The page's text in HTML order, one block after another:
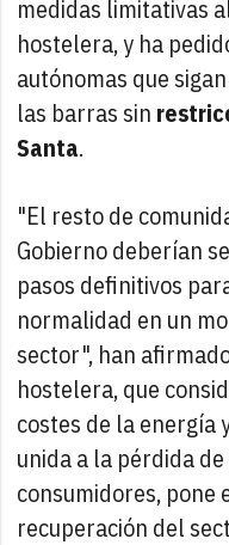
medidas limitativas
hostelera, y ha
autónomas que
las barras sin
Santa.
"El resto de
Gobierno deberían
pasos definitivos
normalidad en un
sector", han
hostelera, que
costes de la energía
unida a la pérdida
consumidores, pone
recuperación del